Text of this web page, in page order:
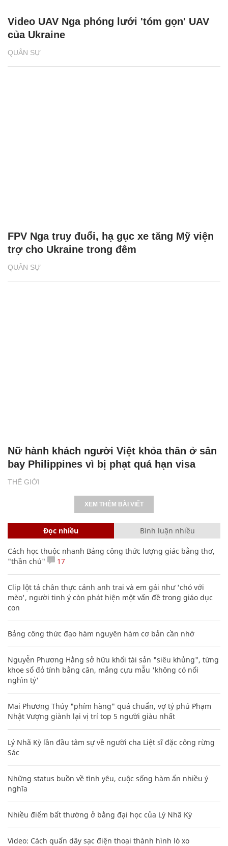
QUÂN SỰ
Video UAV Nga phóng lưới 'tóm gọn' UAV
của Ukraine
QUÂN SỰ
FPV Nga truy đuổi, hạ gục xe tăng Mỹ viện
trợ cho Ukraine trong đêm
THẾ GIỚI
Nữ hành khách người Việt khỏa thân ở sân
bay Philippines vì bị phạt quá hạn visa
XEM THÊM BÀI VIẾT
Đọc nhiều Bình luận nhiều
Cách học thuộc nhanh Bảng công thức lượng giác bằng thơ,
"thần chú"
17
Clip lột tả chân thực cảnh anh trai và em gái như 'chó với
mèo', người tinh ý còn phát hiện một vấn đề trong giáo dục
con
Bảng công thức đạo hàm nguyên hàm cơ bản cần nhớ
Nguyễn Phương Hằng sở hữu khối tài sản "siêu khủng", từng
khoe sổ đỏ tính bằng cân, mắng cựu mẫu 'không có nổi
nghìn tỷ'
Mai Phương Thúy "phím hàng" quá chuẩn, vợ tỷ phú Phạm
Nhật Vượng giành lại vị trí top 5 người giàu nhất
Lý Nhã Kỳ lần đầu tâm sự về người cha Liệt sĩ đặc công rừng
Sác
Những status buồn về tình yêu, cuộc sống hàm ẩn nhiều ý
nghĩa
Nhiều điểm bất thường ở bằng đại học của Lý Nhã Kỳ
Video: Cách quấn dây sạc điện thoại thành hình lò xo